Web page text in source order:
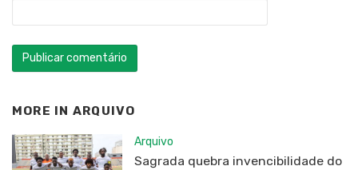
MORE IN ARQUIVO
Arquivo
Sagrada quebra invencibilidade do